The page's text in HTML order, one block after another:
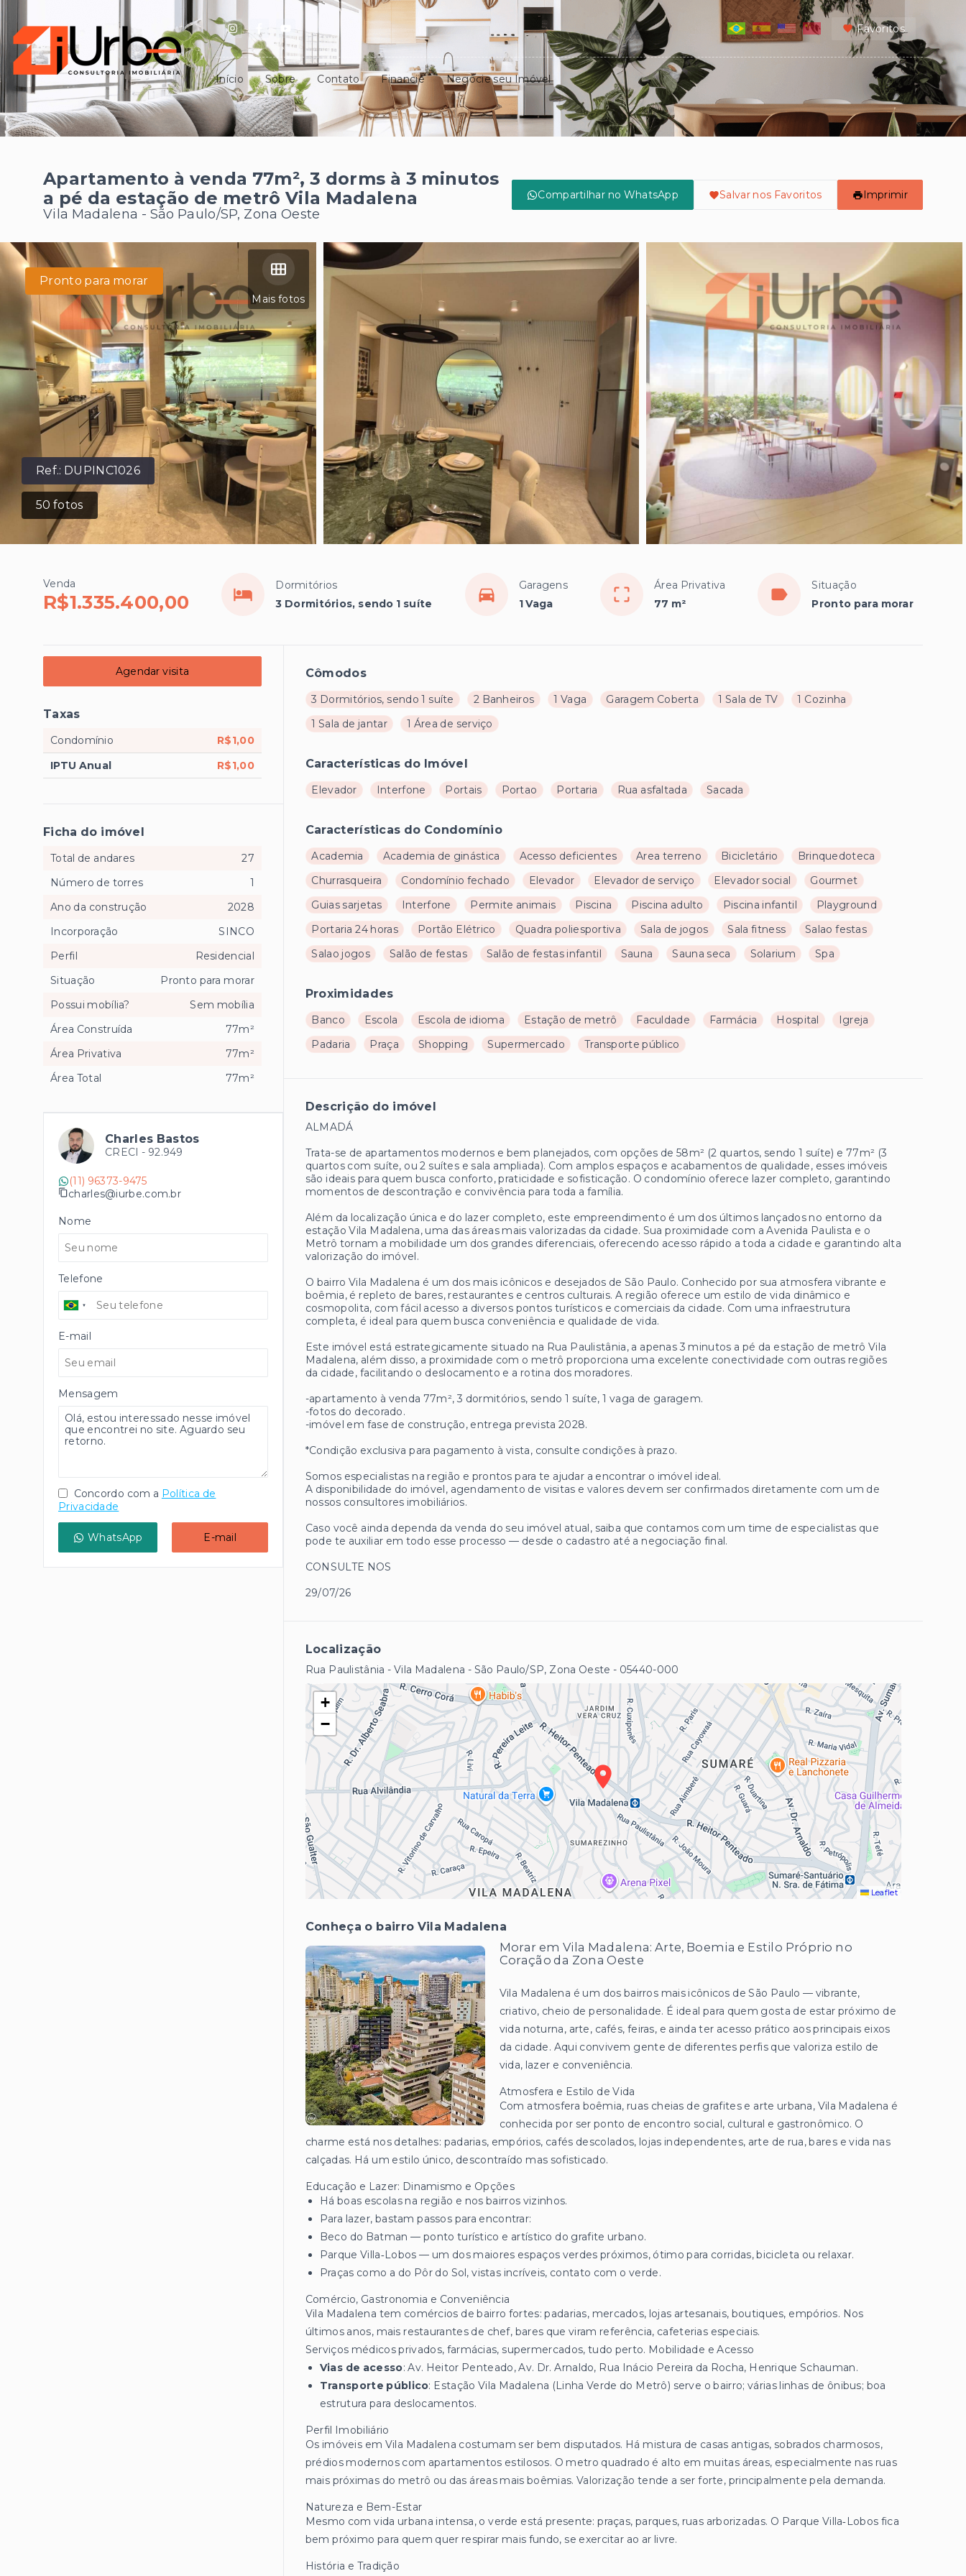
Favoritos
Início Sobre Contato Financie Negocie seu Imóvel
Apartamento à venda 77m², 3 dorms à 3 minutos
a pé da estação de metrô Vila Madalena
Vila Madalena - São Paulo/SP, Zona Oeste
Compartilhar no WhatsApp Salvar nos Favoritos Imprimir
Ref.: DUPINC1026
50 fotos
Mais fotos
Pronto para morar
Venda
R$1.335.400,00
Dormitórios
3 Dormitórios, sendo 1 suíte
Garagens
1 Vaga
Área Privativa
77 m²
Situação
Pronto para morar
Cômodos
3 Dormitórios, sendo 1 suíte 2 Banheiros 1 Vaga Garagem Coberta 1 Sala de TV
1 Cozinha
1 Sala de jantar
1 Área de serviço
Características do Imóvel
Elevador Interfone Portais Portao Portaria Rua asfaltada Sacada
Características do Condomínio
Academia Academia de ginástica Acesso deficientes Area terreno Bicicletário
Brinquedoteca
Churrasqueira
Condomínio fechado Elevador Elevador de serviço Elevador social
Gourmet
Guias sarjetas
Interfone Permite animais Piscina Piscina adulto Piscina infantil
Playground
Portaria 24 horas
Portão Elétrico Quadra poliesportiva Sala de jogos Sala fitness
Salao festas
Salao jogos
Salão de festas Salão de festas infantil Sauna Sauna seca Solarium Spa
Proximidades
Banco Escola Escola de idioma Estação de metrô Faculdade Farmácia Hospital
Igreja
Padaria
Praça Shopping Supermercado Transporte público
Descrição do imóvel
ALMADÁ
Trata-se de apartamentos modernos e bem planejados, com opções de 58m² (2 quartos, sendo 1 suíte) e 77m² (3
quartos com suíte, ou 2 suítes e sala ampliada). Com amplos espaços e acabamentos de qualidade, esses imóveis
são ideais para quem busca conforto, praticidade e sofisticação. O condomínio oferece lazer completo, garantindo
momentos de descontração e convivência para toda a família.
Além da localização única e do lazer completo, este empreendimento é um dos últimos lançados no entorno da
estação Vila Madalena, uma das áreas mais valorizadas da cidade. Sua proximidade com a Avenida Paulista e o
Metrô tornam a mobilidade um dos grandes diferenciais, oferecendo acesso rápido a toda a cidade e garantindo alta
valorização do imóvel.
O bairro Vila Madalena é um dos mais icônicos e desejados de São Paulo. Conhecido por sua atmosfera vibrante e
boêmia, é repleto de bares, restaurantes e centros culturais. A região oferece um estilo de vida dinâmico e
cosmopolita, com fácil acesso a diversos pontos turísticos e comerciais da cidade. Com uma infraestrutura
completa, é ideal para quem busca conveniência e qualidade de vida.
Este imóvel está estrategicamente situado na Rua Paulistânia, a apenas 3 minutos a pé da estação de metrô Vila
Madalena, além disso, a proximidade com o metrô proporciona uma excelente conectividade com outras regiões
da cidade, facilitando o deslocamento e a rotina dos moradores.
-apartamento à venda 77m², 3 dormitórios, sendo 1 suíte, 1 vaga de garagem.
-fotos do decorado.
-imóvel em fase de construção, entrega prevista 2028.
*Condição exclusiva para pagamento à vista, consulte condições à prazo.
Somos especialistas na região e prontos para te ajudar a encontrar o imóvel ideal.
A disponibilidade do imóvel, agendamento de visitas e valores devem ser confirmados diretamente com um de
nossos consultores imobiliários.
Caso você ainda dependa da venda do seu imóvel atual, saiba que contamos com um time de especialistas que
pode te auxiliar em todo esse processo — desde o cadastro até a negociação final.
CONSULTE NOS
29/07/26
Localização
Rua Paulistânia - Vila Madalena - São Paulo/SP, Zona Oeste - 05440-000
+
−
Leaflet
Conheça o bairro Vila Madalena
Morar em Vila Madalena: Arte, Boemia e Estilo Próprio no
Coração da Zona Oeste
Vila Madalena é um dos bairros mais icônicos de São Paulo — vibrante,
criativo, cheio de personalidade. É ideal para quem gosta de estar próximo de
vida noturna, arte, cafés, feiras, e ainda ter acesso prático aos principais eixos
da cidade. Aqui convivem gente de diferentes perfis que valoriza estilo de
vida, lazer e conveniência.
Atmosfera e Estilo de Vida
Com atmosfera boêmia, ruas cheias de grafites e arte urbana, Vila Madalena é
conhecida por ser ponto de encontro social, cultural e gastronômico. O
charme está nos detalhes: padarias, empórios, cafés descolados, lojas independentes, arte de rua, bares e vida nas
calçadas. Há um estilo único, descontraído mas sofisticado.
Educação e Lazer: Dinamismo e Opções
Há boas escolas na região e nos bairros vizinhos.
Para lazer, bastam passos para encontrar:
Beco do Batman — ponto turístico e artístico do grafite urbano.
Parque Villa‑Lobos — um dos maiores espaços verdes próximos, ótimo para corridas, bicicleta ou relaxar.
Praças como a do Pôr do Sol, vistas incríveis, contato com o verde.
Comércio, Gastronomia e Conveniência
Vila Madalena tem comércios de bairro fortes: padarias, mercados, lojas artesanais, boutiques, empórios. Nos
últimos anos, mais restaurantes de chef, bares que viram referência, cafeterias especiais.
Serviços médicos privados, farmácias, supermercados, tudo perto. Mobilidade e Acesso
Vias de acesso: Av. Heitor Penteado, Av. Dr. Arnaldo, Rua Inácio Pereira da Rocha, Henrique Schauman.
Transporte público: Estação Vila Madalena (Linha Verde do Metrô) serve o bairro; várias linhas de ônibus; boa
estrutura para deslocamentos.
Perfil Imobiliário
Os imóveis em Vila Madalena costumam ser bem disputados. Há mistura de casas antigas, sobrados charmosos,
prédios modernos com apartamentos estilosos. O metro quadrado é alto em muitas áreas, especialmente nas ruas
mais próximas do metrô ou das áreas mais boêmias. Valorização tende a ser forte, principalmente pela demanda.
Natureza e Bem-Estar
Mesmo com vida urbana intensa, o verde está presente: praças, parques, ruas arborizadas. O Parque Villa‑Lobos fica
bem próximo para quem quer respirar mais fundo, se exercitar ao ar livre.
História e Tradição
Agendar visita
Taxas
Condomínio
R$1,00
IPTU Anual
R$1,00
Ficha do imóvel
Total de andares
27
Número de torres
1
Ano da construção
2028
Incorporação
SINCO
Perfil
Residencial
Situação
Pronto para morar
Possui mobília?
Sem mobília
Área Construída
77m²
Área Privativa
77m²
Área Total
77m²
Charles Bastos
CRECI - 92.949
(11) 96373-9475
charles@iurbe.com.br
Nome
Telefone
E-mail
Mensagem
Concordo com a Política de
Privacidade
WhatsApp E-mail